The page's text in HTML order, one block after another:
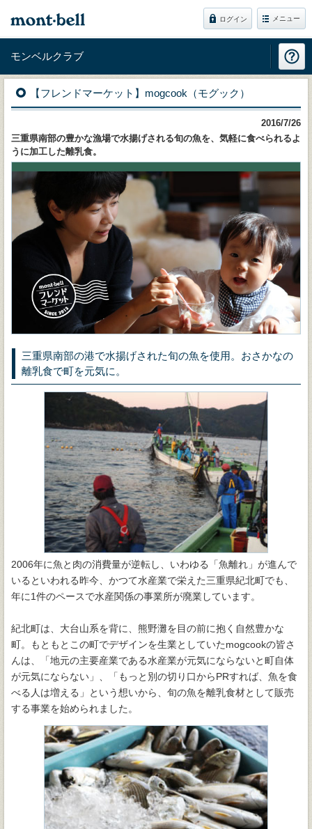
ログイン メニュー
モンベルクラブ
【フレンドマーケット】mogcook（モグック）
2016/7/26
三重県南部の豊かな漁場で水揚げされる旬の魚を、気軽に食べられるよ
うに加工した離乳食。
三重県南部の港で水揚げされた旬の魚を使用。おさかなの
離乳食で町を元気に。
2006年に魚と肉の消費量が逆転し、いわゆる「魚離れ」が進んで
いるといわれる昨今、かつて水産業で栄えた三重県紀北町でも、
年に1件のペースで水産関係の事業所が廃業しています。
紀北町は、大台山系を背に、熊野灘を目の前に抱く自然豊かな
町。もともとこの町でデザインを生業としていたmogcookの皆さ
んは、「地元の主要産業である水産業が元気にならないと町自体
が元気にならない」、「もっと別の切り口からPRすれば、魚を食
べる人は増える」という想いから、旬の魚を離乳食材として販売
する事業を始められました。